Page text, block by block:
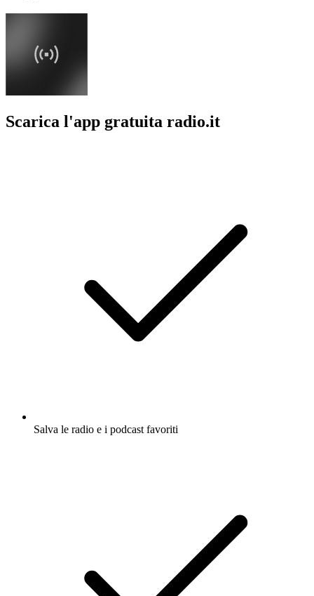
Scarica l'app gratuita radio.it
Salva le radio e i podcast favoriti